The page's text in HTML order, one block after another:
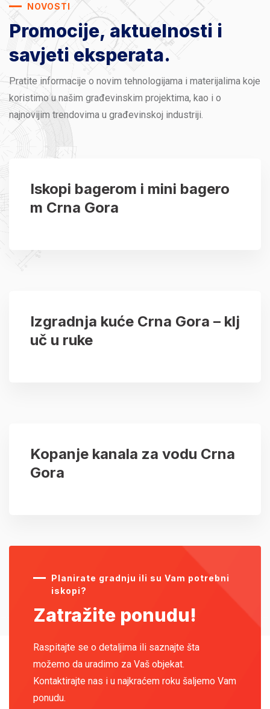
NOVOSTI
Promocije, aktuelnosti i
savjeti eksperata.
Pratite informacije o novim tehnologijama i materijalima koje
koristimo u našim građevinskim projektima, kao i o
najnovijim trendovima u građevinskoj industriji.
Iskopi bagerom i mini bagero
m Crna Gora
Izgradnja kuće Crna Gora – klj
uč u ruke
Kopanje kanala za vodu Crna
Gora
Planirate gradnju ili su Vam potrebni
iskopi?
Zatražite ponudu!
Raspitajte se o detaljima ili saznajte šta
možemo da uradimo za Vaš objekat.
Kontaktirajte nas i u najkraćem roku šaljemo Vam
ponudu.